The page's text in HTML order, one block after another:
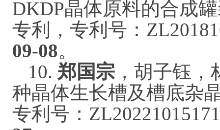
DKDP晶体原料的合成
专利，专利号：
09-08。
10. 郑国宗 ，胡子钰
种晶体生长槽及槽底杂
专利号：